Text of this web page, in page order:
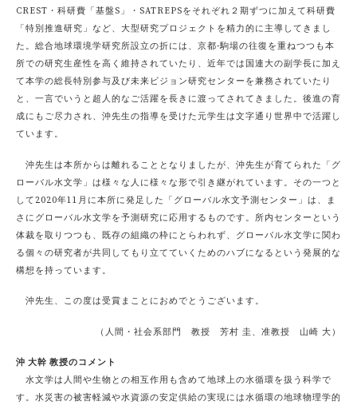
CREST・科研費「基盤S」・SATREPSをそれぞれ２期ずつに加えて科研費
「特別推進研究」など、大型研究プロジェクトを精力的に主導してきまし
た。総合地球環境学研究所設立の折には、京都-駒場の往復を重ねつつも本
所での研究生産性を高く維持されていたり、近年では国連大の副学長に加え
て本学の総長特別参与及び未来ビジョン研究センターを兼務されていたり
と、一言でいうと超人的なご活躍を長きに渡ってされてきました。後進の育
成にもご尽力され、沖先生の指導を受けた元学生は文字通り世界中で活躍し
ています。
沖先生は本所からは離れることとなりましたが、沖先生が育てられた「グ
ローバル水文学」は様々な人に様々な形で引き継がれています。その一つと
して2020年11月に本所に発足した「グローバル水文予測センター」は、ま
さにグローバル水文学を予測研究に応用するものです。所内センターという
体裁を取りつつも、既存の組織の枠にとらわれず、グローバル水文学に関わ
る個々の研究者が共同してもり立てていくためのハブになるという発展的な
構想を持っています。
沖先生、この度は受賞まことにおめでとうございます。
（人間・社会系部門 教授 芳村 圭、准教授 山崎 大）
沖 大幹 教授のコメント
水文学は人間や生物との相互作用も含めて地球上の水循環を扱う科学で
す。水災害の被害軽減や水資源の安定供給の実現には水循環の地球物理学的